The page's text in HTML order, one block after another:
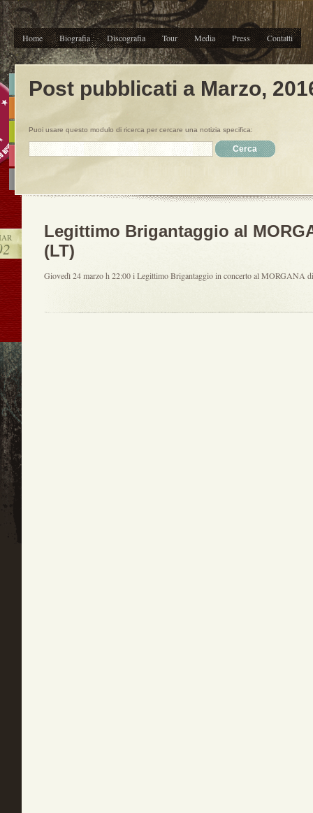
Home Biografia Discografia Tour Media Press Contatti
Post pubblicati a Marzo,
Puoi usare questo modulo di ricerca per cercare una notizia specifica:
Legittimo Brigantaggio al
(LT)
Giovedì 24 marzo h 22:00 i Legittimo Brigantaggio in concerto al MORGANA